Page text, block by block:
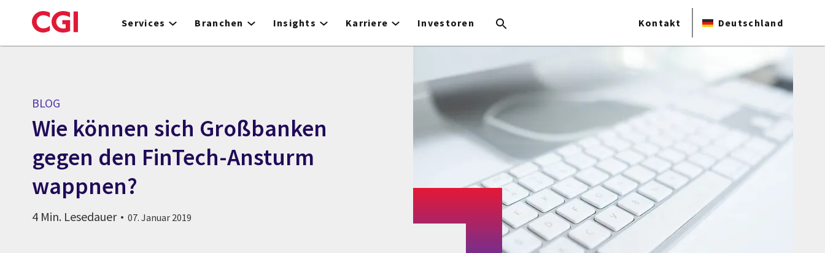
to
Services Branchen Insights Karriere Investoren Kontakt Deutschland
BLOG
Wie können sich Großbanken
gegen den FinTech-Ansturm
wappnen?
4 Min. Lesedauer 07. Januar 2019